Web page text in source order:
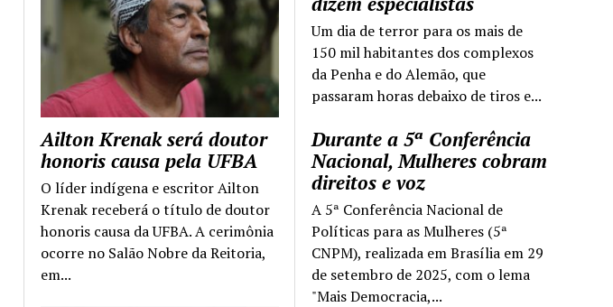
Um dia de terror para os mais de
150 mil habitantes dos complexos
da Penha e do Alemão, que
passaram horas debaixo de tiros e...
Durante a 5ª Conferência
Nacional, Mulheres cobram
direitos e voz
A 5ª Conferência Nacional de
Políticas para as Mulheres (5ª
CNPM), realizada em Brasília em 29
de setembro de 2025, com o lema
"Mais Democracia,...
Ailton Krenak será doutor
honoris causa pela UFBA
O líder indígena e escritor Ailton
Krenak receberá o título de doutor
honoris causa da UFBA. A cerimônia
ocorre no Salão Nobre da Reitoria,
em...